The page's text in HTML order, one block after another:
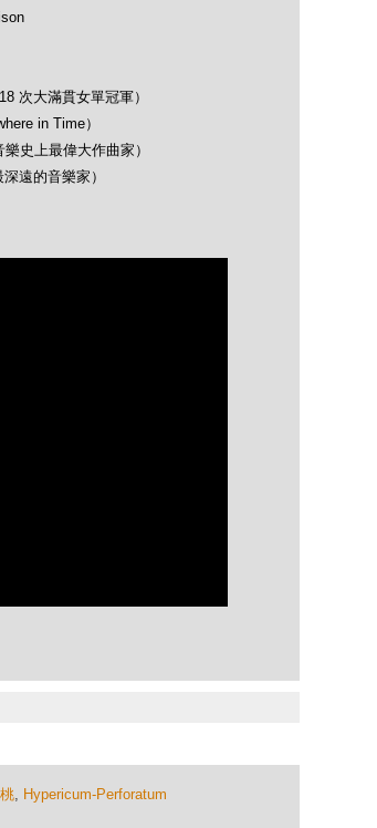
次大滿貫女單冠軍）
in Time）
史上最偉大作曲家）
遠的音樂家）
, Hypericum-Perforatum